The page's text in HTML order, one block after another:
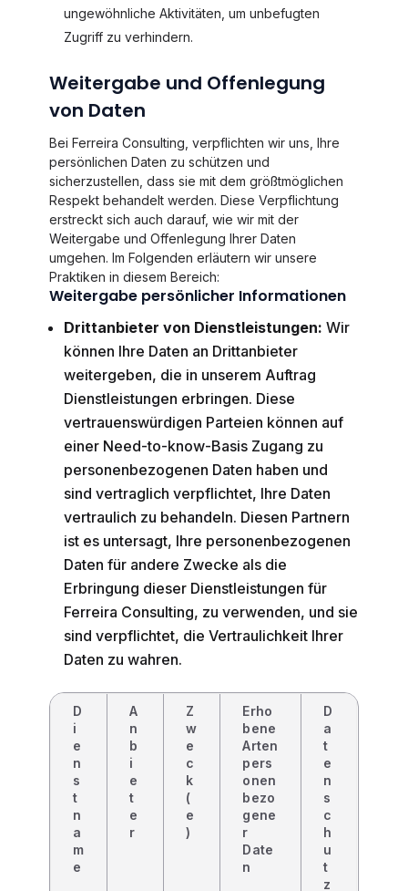
ungewöhnliche Aktivitäten, um unbefugten
Zugriff zu verhindern.
Weitergabe und Offenlegung
von Daten
Bei Ferreira Consulting, verpflichten wir uns, Ihre
persönlichen Daten zu schützen und
sicherzustellen, dass sie mit dem größtmöglichen
Respekt behandelt werden. Diese Verpflichtung
erstreckt sich auch darauf, wie wir mit der
Weitergabe und Offenlegung Ihrer Daten
umgehen. Im Folgenden erläutern wir unsere
Praktiken in diesem Bereich:
Weitergabe persönlicher Informationen
Drittanbieter von Dienstleistungen: Wir
können Ihre Daten an Drittanbieter
weitergeben, die in unserem Auftrag
Dienstleistungen erbringen. Diese
vertrauenswürdigen Parteien können auf
einer Need-to-know-Basis Zugang zu
personenbezogenen Daten haben und
sind vertraglich verpflichtet, Ihre Daten
vertraulich zu behandeln. Diesen Partnern
ist es untersagt, Ihre personenbezogenen
Daten für andere Zwecke als die
Erbringung dieser Dienstleistungen für
Ferreira Consulting, zu verwenden, und sie
sind verpflichtet, die Vertraulichkeit Ihrer
Daten zu wahren.
D
i
e
n
s
t
n
a
m
e
A
n
b
i
e
t
e
r
Z
w
e
c
k
(
e
)
Erho
bene
Arten
pers
onen
bezo
gene
r
Date
n
D
a
t
e
n
s
c
h
u
t
z